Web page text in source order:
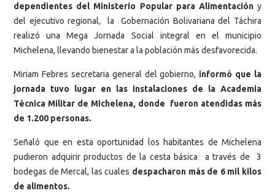
dependientes del Ministerio Popular para Alimentacióny
del ejecutivo regional, la Gobernación Bolivariana del Táchira
realizó una Mega Jornada Social integral en el municipio
Michelena, llevando bienestar a la población más desfavorecida.
Miriam Febres secretaria general del gobierno, informó que la
jornada tuvo lugar en las instalaciones de la Academia
Técnica Militar de Michelena, donde fueron atendidas más
de 1.200 personas.
Señaló que en esta oportunidad los habitantes de Michelena
pudieron adquirir productos de la cesta básica a través de 3
bodegas de Mercal, las cuales despacharon más de 6 mil kilos
de alimentos.